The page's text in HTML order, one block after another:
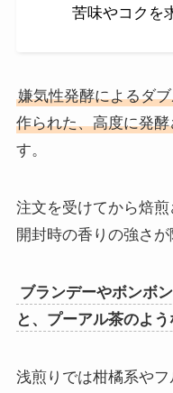
苦味やコクを
嫌気性発酵によるダ
作られた、高度に発
す。
注文を受けてから焙煎
開封時の香りの強さが
ブランデーやボンボ
と、プーアル茶のよ
浅煎りでは柑橘系や